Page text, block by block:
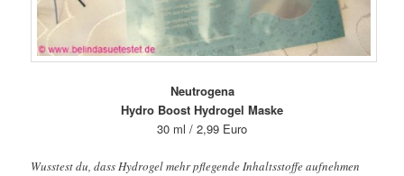
Neutrogena
Hydro Boost Hydrogel Maske
30 ml / 2,99 Euro
Wusstest du, dass Hydrogel mehr pflegende Inhaltsstoffe aufnehmen